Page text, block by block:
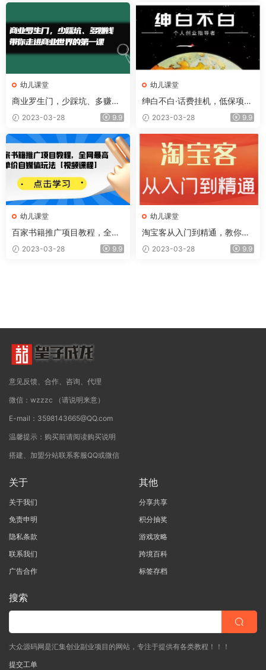
幼儿课堂
商业罗生门，少踩坑、多赚钱
带你走进商业世界的第一课
2023-03-28 9.9
幼儿课堂
绅白不白·话费挂机，低保项
目，月赚1000 以上全自动化
收益
2023-03-28 9.9
幼儿课堂
百家书籍推广项目教程，全网
最高单价自媒体玩法【视频课
程】
2023-03-28 9.9
幼儿课堂
淘宝客从入门到精通，教你做
一个赚钱的淘宝客
2023-03-28 9.9
意见反馈、合作、咨询、代理
微信：wzzzc （请说明来意）
E-mail：3598143665@QQ.com
温馨提示：购买前请阅读购买说明
搭建、加盟分站联系客服QQ或微信
关于
关于我们
免责申明
隐私条款
联系我们
广告合作
其他
分享共享
积分抽奖
游戏攻略
跨境百科
标签存档
搜索
大众源码网是汇集创业副业项目的网站，专注于提供有各类教程！！！
提交工单